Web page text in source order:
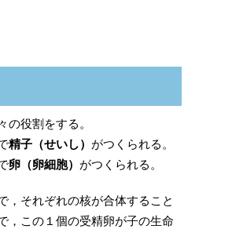
役割をする。
精子（せいし） がつくられる。
卵（卵細胞） がつくられる。
，それぞれの核が合体すること
，この１個の受精卵が子の生命